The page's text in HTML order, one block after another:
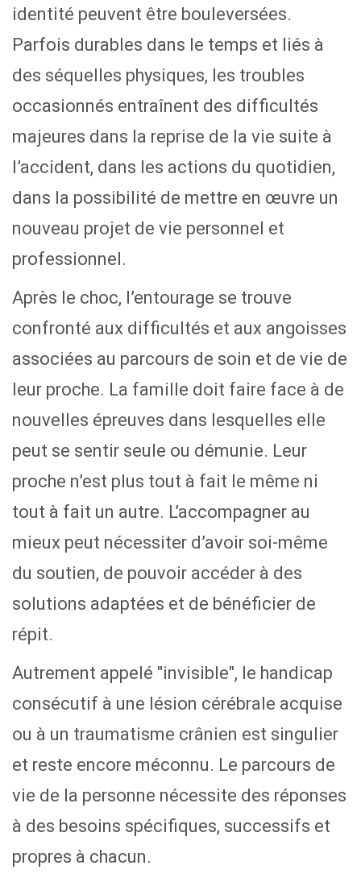
identité peuvent être bouleversées.
Parfois durables dans le temps et liés à
des séquelles physiques, les troubles
occasionnés entraînent des difficultés
majeures dans la reprise de la vie suite à
l’accident, dans les actions du quotidien,
dans la possibilité de mettre en œuvre un
nouveau projet de vie personnel et
professionnel.
Après le choc, l’entourage se trouve
confronté aux difficultés et aux angoisses
associées au parcours de soin et de vie de
leur proche. La famille doit faire face à de
nouvelles épreuves dans lesquelles elle
peut se sentir seule ou démunie. Leur
proche n’est plus tout à fait le même ni
tout à fait un autre. L’accompagner au
mieux peut nécessiter d’avoir soi-même
du soutien, de pouvoir accéder à des
solutions adaptées et de bénéficier de
répit.
Autrement appelé "invisible", le handicap
consécutif à une lésion cérébrale acquise
ou à un traumatisme crânien est singulier
et reste encore méconnu. Le parcours de
vie de la personne nécessite des réponses
à des besoins spécifiques, successifs et
propres à chacun.